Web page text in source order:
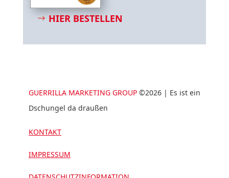
HIER BESTELLEN
GUERRILLA MARKETING GROUP ©2026 | Es ist ein
Dschungel da draußen
KONTAKT
IMPRESSUM